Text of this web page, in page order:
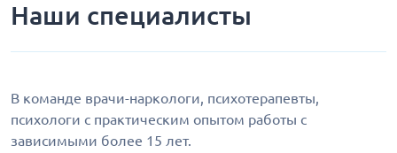
Наши специалисты
В команде врачи-наркологи, психотерапевты,
психологи с практическим опытом работы с
зависимыми более 15 лет.